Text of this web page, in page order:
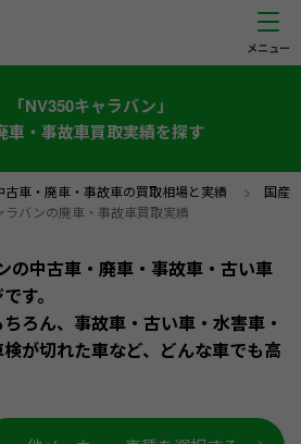
「NV350キャラバン」
車・事故車買取実績を探す
古車・廃車・事故車の買取相場と実績 > 国産
ラバンの廃車・事故車買取実績
の中古車・廃車・事故車・古い車
す。
ろん、事故車・古い車・水害車・
が切れた車など、どんな車でも高